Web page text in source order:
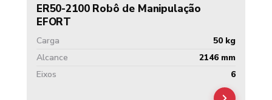
ER50-2100 Robô de Manipulação
EFORT
Carga
50 kg
Alcance
2146 mm
Eixos
6